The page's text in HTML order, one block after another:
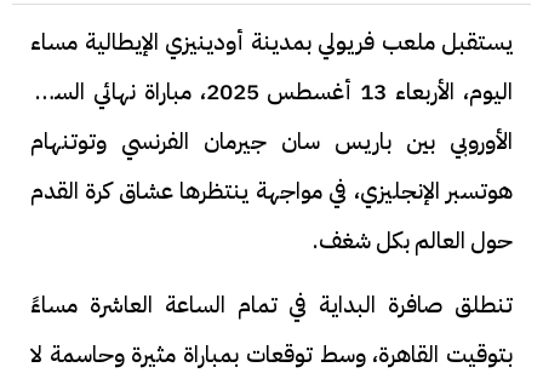
يستقبل ملعب فريولي بمدينة أودينيزي الإيطالية مساء
اليوم، الأربعاء 13 أغسطس 2025، مباراة نهائي السوبر
الأوروبي بين باريس سان جيرمان الفرنسي وتوتنهام
هوتسبر الإنجليزي، في مواجهة ينتظرها عشاق كرة القدم
حول العالم بكل شغف.
تنطلق صافرة البداية في تمام الساعة العاشرة مساءً
بتوقيت القاهرة، وسط توقعات بمباراة مثيرة وحاسمة لا